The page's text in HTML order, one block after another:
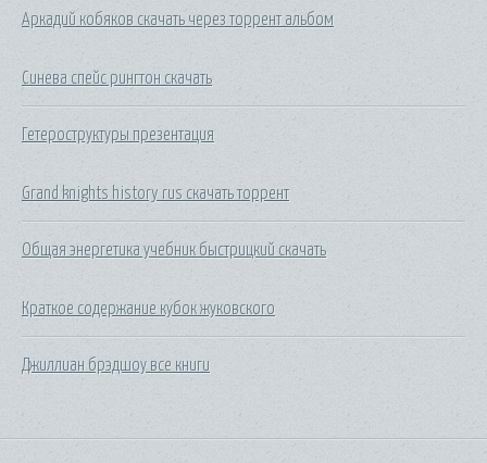
Аркадий кобяков скачать через торрент альбом
Синева спейс рингтон скачать
Гетероструктуры презентация
Grand knights history rus скачать торрент
Общая энергетика учебник быстрицкий скачать
Краткое содержание кубок жуковского
Джиллиан брэдшоу все книги